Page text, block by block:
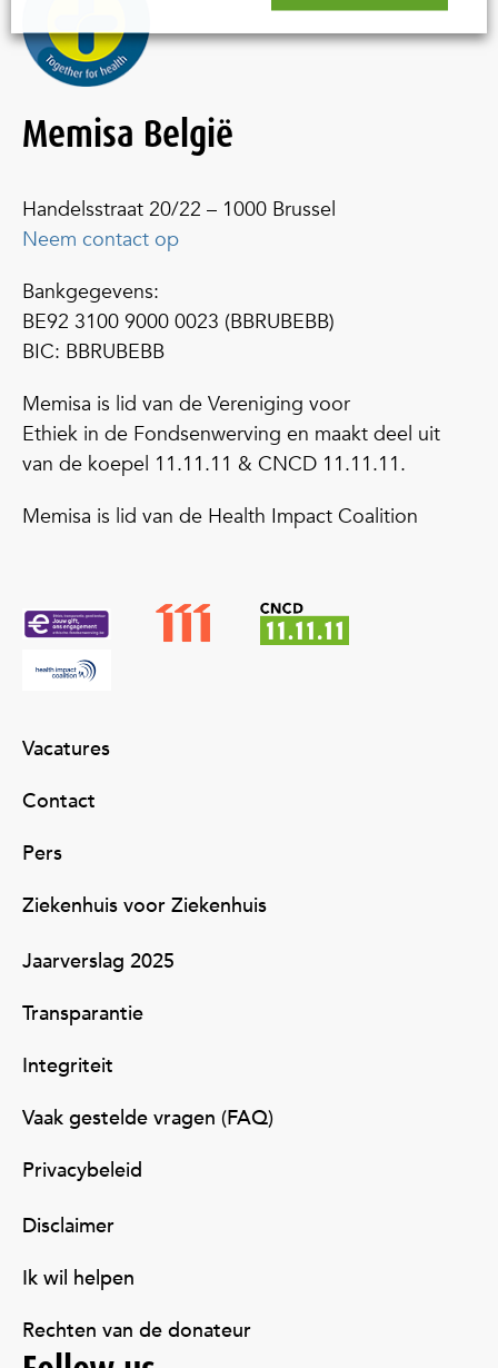
Memisa België
Handelsstraat 20/22 – 1000 Brussel
Neem contact op
Bankgegevens:
BE92 3100 9000 0023 (BBRUBEBB)
BIC: BBRUBEBB
Memisa is lid van de Vereniging voor
Ethiek in de Fondsenwerving en maakt deel uit
van de koepel 11.11.11 & CNCD 11.11.11.
Memisa is lid van de Health Impact Coalition
Vacatures
Contact
Pers
Ziekenhuis voor Ziekenhuis
Jaarverslag 2025
Transparantie
Integriteit
Vaak gestelde vragen (FAQ)
Privacybeleid
Disclaimer
Ik wil helpen
Rechten van de donateur